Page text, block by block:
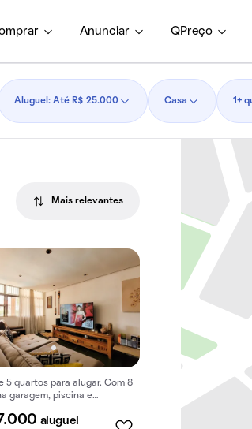
Anunciar QPreço
Aluguel: Até R$ 25.000 Casa 1+
Mais relevantes
5 quartos para alugar. Com 8
garagem, piscina e
aluguel